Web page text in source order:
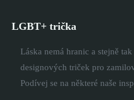
LGBT+ trička
Láska nemá hranic a stejně
designových triček pro
Podívej se na některé naše